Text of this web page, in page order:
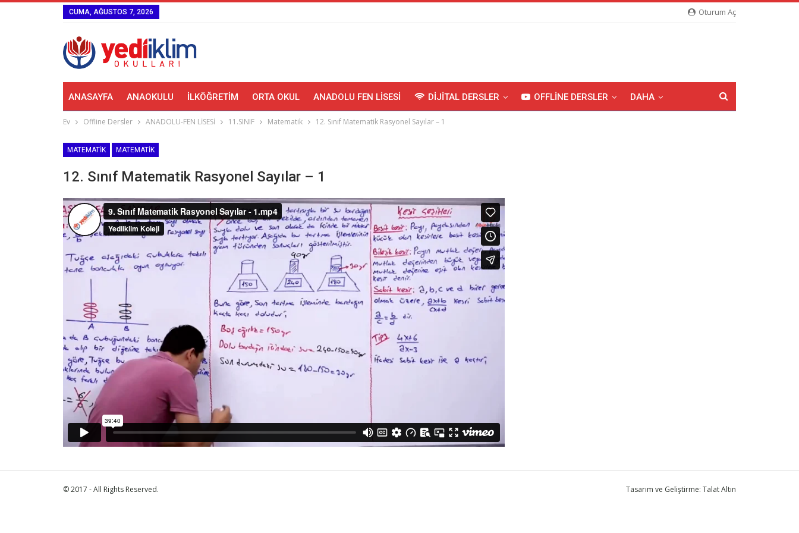
Oturum Aç
CUMA, AĞUSTOS 7, 2026
ANASAYFA ANAOKULU İLKÖĞRETIM ORTA OKUL ANADOLU FEN LISESI DIJITAL DERSLER OFFLINE DERSLER DAHA
Ev Offline Dersler ANADOLU-FEN LİSESİ 11.SINIF Matematik 12. Sınıf Matematik Rasyonel Sayılar – 1
MATEMATIK MATEMATIK
12. Sınıf Matematik Rasyonel Sayılar – 1
© 2017 - All Rights Reserved. Tasarım ve Geliştirme: Talat Altın